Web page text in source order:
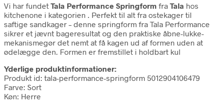
Vi har fundet Tala Performance Springform fra Tala hos
kitchenone i kategorien . Perfekt til alt fra ostekager til
saftige sandkager – denne springform fra Tala Performance
sikrer et jævnt bageresultat og den praktiske åbne-lukke-
mekanismegør det nemt at få kagen ud af formen uden at
ødelægge den. Formen er fremstillet i holdbart kul
Yderlige produktinformationer:
Produkt id: tala-performance-springform 5012904106479
Farve: Sort
Køn: Herre